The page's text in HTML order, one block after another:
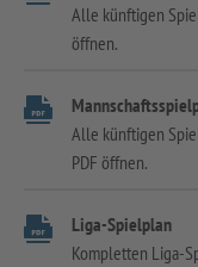
Alle künftigen
öffnen.
Alle künftigen
PDF öffnen.
Liga-Spielplan
Kompletten Liga-